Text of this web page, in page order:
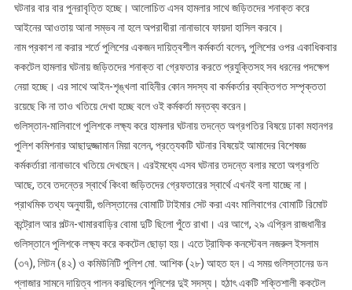
ঘটনার বার বার পুনরাবৃত্তি হচ্ছে। আলোচিত এসব হামলার সাথে জড়িতদের শনাক্ত করে
আইনের আওতায় আনা সম্ভব না হলে অপরাধীরা নানাভাবে ফায়দা হাসিল করবে।
নাম প্রকাশ না করার শর্তে পুলিশের একজন দায়িত্বশীল কর্মকর্তা বলেন, পুলিশের ওপর একাধিকবার
ককটেল হামলার ঘটনায় জড়িতদের শনাক্ত বা গ্রেফতার করতে প্রযুক্তিসহ সব ধরনের পদক্ষেপ
নেয়া হচ্ছে। এর সাথে আইন-শৃঙ্খলা বাহিনীর কোন সদস্য বা কর্মকর্তার ব্যক্তিগত সম্পৃক্ততা
রয়েছে কি না তাও খতিয়ে দেখা হচ্ছে বলে ওই কর্মকর্তা মন্তব্য করেন।
গুলিস্তান-মালিবাগে পুলিশকে লক্ষ্য করে হামলার ঘটনায় তদন্তে অগ্রগতির বিষয়ে ঢাকা মহানগর
পুলিশ কমিশনার আছাদুজ্জামান মিয়া বলেন, প্রত্যেকটি ঘটনার বিষয়েই আমাদের বিশেষজ্ঞ
কর্মকর্তারা নানাভাবে খতিয়ে দেখছেন। এরইমধ্যে এসব ঘটনার তদন্তে বলার মতো অগ্রগতি
আছে, তবে তদন্তের স্বার্থে কিংবা জড়িতদের গ্রেফতারের স্বার্থে এখনই বলা যাচ্ছে না।
প্রাথমিক তথ্য অনুযায়ী, গুলিস্তানের বোমাটি টাইমার সেট করা এবং মালিবাগের বোমাটি রিমোট
কন্ট্রোল আর পল্টন-খামারবাড়ির বোমা দুটি ছিলো পুঁতে রাখা। এর আগে, ২৯ এপ্রিল রাজধানীর
গুলিস্তানে পুলিশকে লক্ষ্য করে ককটেল ছোড়া হয়। এতে ট্রাফিক কনস্টেবল নজরুল ইসলাম
(৩৭), লিটন (৪২) ও কমিউনিটি পুলিশ মো. আশিক (২৮) আহত হন। এ সময় গুলিস্তানের ডন
প্লাজার সামনে দায়িত্ব পালন করছিলেন পুলিশের দুই সদস্য। হঠাৎ একটি শক্তিশালী ককটেল